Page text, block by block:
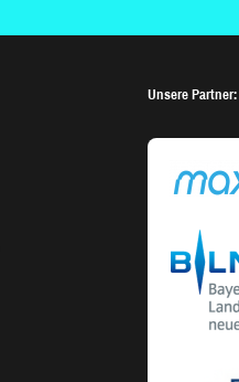
Unsere Partner: